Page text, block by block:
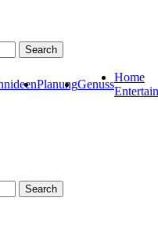
Search
PlanungGenuss
Home
Search